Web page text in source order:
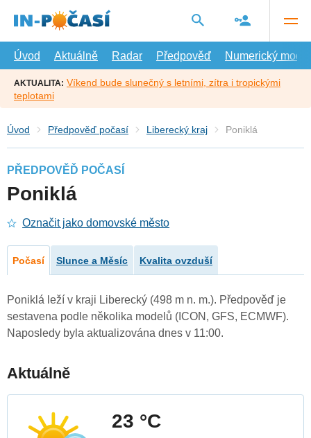
hlavní
Úvod
Aktuálně Radar Předpověď Numerický model
AKTUALITA: Víkend bude slunečný s letními, zítra i tropickými
teplotami
Úvod Předpověď počasí Liberecký kraj Poniklá
PŘEDPOVĚĎ POČASÍ
Poniklá
Označit jako domovské město
Počasí Slunce a Měsíc Kvalita ovzduší
Poniklá leží v kraji Liberecký (498 m n. m.). Předpověď je
sestavena podle několika modelů (ICON, GFS, ECMWF).
Naposledy byla aktualizována dnes v 11:00.
Aktuálně
23 °C